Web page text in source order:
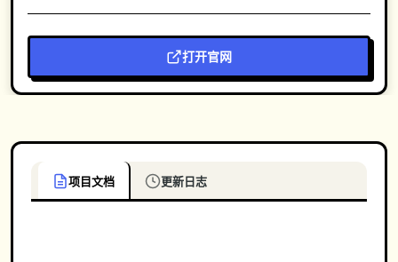
打开官网
项目文档 更新日志